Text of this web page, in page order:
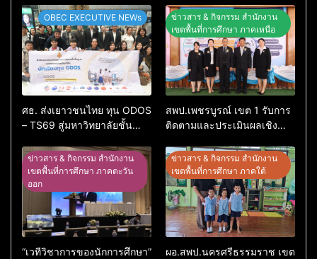
OBEC EXECUTIVE NEWs
ศธ. ส่งเยาวชนไทย ทุน ODOS
– TS69 สู่มหาวิทยาลัยชั้นนำ
คนคุณภาพพร้อมกลับมา
พัฒนาประเทศ
ข่าวสาร & กิจกรรม สำนักงาน
เขตพื้นที่การศึกษา ภาคเหนือ
สพป.เพชรบูรณ์ เขต 1 รับการ
ติดตามและประเมินผลเชิง
ต้นแบบ” ระดับประเทศ รุ่นที่ 3
ประจำปีงบประมาณ พ.ศ.
2569
ข่าวสาร & กิจกรรม สำนักงาน
เขตพื้นที่การศึกษา ภาคตะวัน
ออก
“เวทีวิชาการของนักการศึกษา”
ข่าวสาร & กิจกรรม สำนักงาน
เขตพื้นที่การศึกษา ภาคใต้
ผอ.สพป.นครศรีธรรมราช เขต